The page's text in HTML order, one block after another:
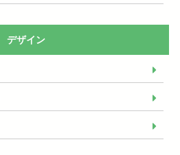
デザイン